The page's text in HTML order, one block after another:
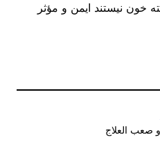
خون نیستند ایمن و مؤثر
صعب العلاج